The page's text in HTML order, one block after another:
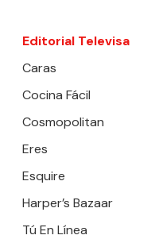
Editorial Televisa
Caras
Cocina Fácil
Cosmopolitan
Eres
Esquire
Harper’s Bazaar
Tú En Línea